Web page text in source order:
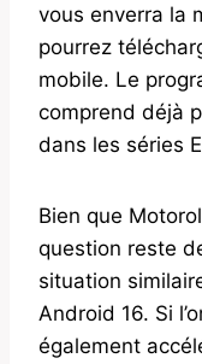
vous enverra la
pourrez
mobile. Le
comprend déjà
dans les séries
Bien que
question reste
situation
Android 16. Si
également